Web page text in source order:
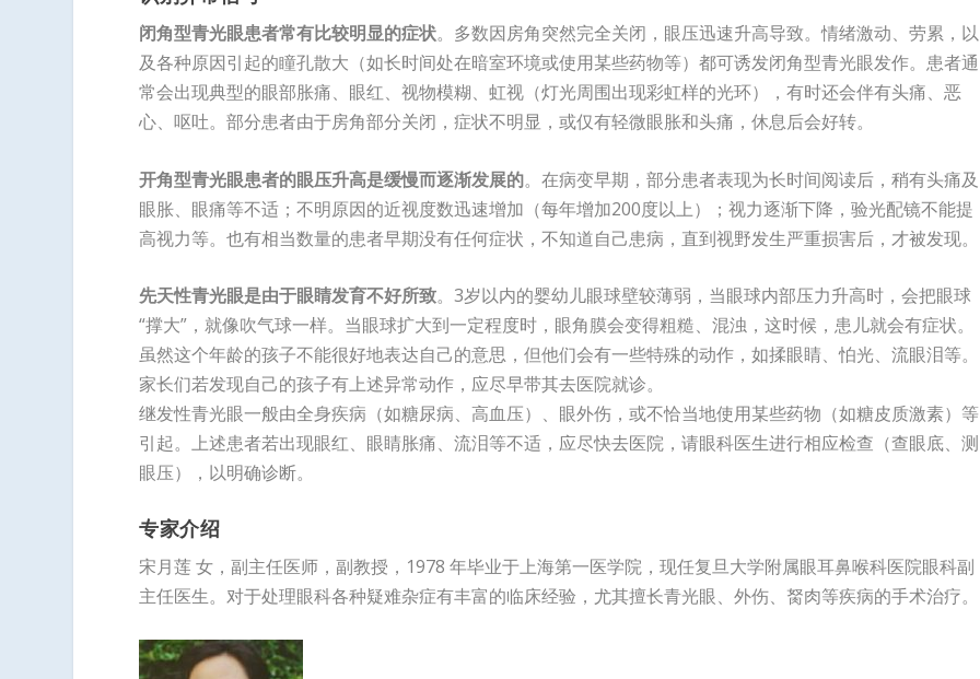
闭角型青光眼患者常有比较明显的症状。多数因房角突然完全关闭，眼压迅速升高导致。情绪激动、劳累，以
及各种原因引起的瞳孔散大（如长时间处在暗室环境或使用某些药物等）都可诱发闭角型青光眼发作。患者通
常会出现典型的眼部胀痛、眼红、视物模糊、虹视（灯光周围出现彩虹样的光环），有时还会伴有头痛、恶
心、呕吐。部分患者由于房角部分关闭，症状不明显，或仅有轻微眼胀和头痛，休息后会好转。
开角型青光眼患者的眼压升高是缓慢而逐渐发展的。在病变早期，部分患者表现为长时间阅读后，稍有头痛及
眼胀、眼痛等不适；不明原因的近视度数迅速增加（每年增加200度以上）；视力逐渐下降，验光配镜不能提
高视力等。也有相当数量的患者早期没有任何症状，不知道自己患病，直到视野发生严重损害后，才被发现。
先天性青光眼是由于眼睛发育不好所致。3岁以内的婴幼儿眼球壁较薄弱，当眼球内部压力升高时，会把眼球
“撑大”，就像吹气球一样。当眼球扩大到一定程度时，眼角膜会变得粗糙、混浊，这时候，患儿就会有症状。
虽然这个年龄的孩子不能很好地表达自己的意思，但他们会有一些特殊的动作，如揉眼睛、怕光、流眼泪等。
家长们若发现自己的孩子有上述异常动作，应尽早带其去医院就诊。
继发性青光眼一般由全身疾病（如糖尿病、高血压）、眼外伤，或不恰当地使用某些药物（如糖皮质激素）等
引起。上述患者若出现眼红、眼睛胀痛、流泪等不适，应尽快去医院，请眼科医生进行相应检查（查眼底、测
眼压），以明确诊断。
专家介绍
宋月莲 女，副主任医师，副教授，1978 年毕业于上海第一医学院，现任复旦大学附属眼耳鼻喉科医院眼科副
主任医生。对于处理眼科各种疑难杂症有丰富的临床经验，尤其擅长青光眼、外伤、胬肉等疾病的手术治疗。